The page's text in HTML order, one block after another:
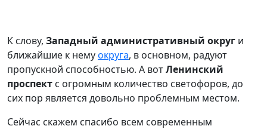
К слову, Западный административный округ и
ближайшие к немуокруга, в основном, радуют
пропускной способностью. А вотЛенинский
проспект с огромным количество светофоров, до
сих пор является довольно проблемным местом.
Сейчас скажем спасибо всем современным